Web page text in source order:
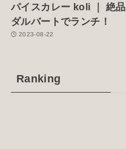
パイスカレー koli ｜ 絶品
ダルバートでランチ！
2023-08-22
Ranking